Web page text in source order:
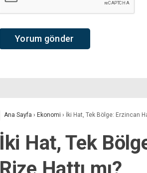
Ana Sayfa › Ekonomi › İki Hat, Tek Bölge: Erzincan
İki Hat, Tek